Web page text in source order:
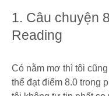
1. Câu chuyện
Reading
Có nằm mơ thì tôi
thể đạt điểm 8.0 trong